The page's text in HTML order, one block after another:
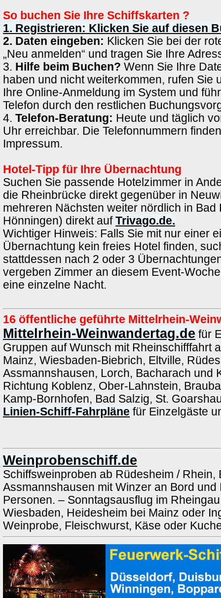
So buchen Sie Ihre Schiffskarten ?
1. Registrieren: Klicken Sie auf diesen
2. Daten eingeben: Klicken Sie bei der
„Neu anmelden“ und tragen Sie Ihre
3. Hilfe beim Buchen? Wenn Sie Ihre
haben und nicht weiterkommen, rufen Sie
Ihre Online-Anmeldung im System und
Telefon durch den restlichen
4. Telefon-Beratung: Heute und täglich
Uhr erreichbar. Die Telefonnummern
Impressum.
Hotel-Tipp für Ihre Übernachtung
Suchen Sie passende Hotelzimmer in
die Rheinbrücke direkt gegenüber in
mehreren Nächsten weiter nördlich in Bad
Hönningen) direkt auf Trivago.de.
Wichtiger Hinweis: Falls Sie mit nur einer
Übernachtung kein freies Hotel finden,
stattdessen nach 2 oder 3
vergeben Zimmer an diesem Event-
eine einzelne Nacht.
16 öffentliche geführte Mittelrhein-
Mittelrhein-Weinwandertag.de für
Gruppen auf Wunsch mit Rheinschifffahrt
Mainz, Wiesbaden-Biebrich, Eltville,
Assmannshausen, Lorch, Bacharach und
Richtung Koblenz, Ober-Lahnstein,
Kamp-Bornhofen, Bad Salzig, St.
Linien-Schiff-Fahrpläne für Einzelgäste
Weinprobenschiff.de
Schiffsweinproben ab Rüdesheim / Rhein,
Assmannshausen mit Winzer an Bord und
Personen. – Sonntagsausflug im
Wiesbaden, Heidesheim bei Mainz oder
Weinprobe, Fleischwurst, Käse oder